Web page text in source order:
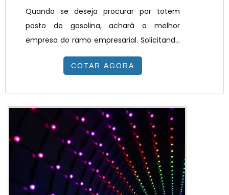
Quando se deseja procurar por totem
posto de gasolina, achará a melhor
empresa do ramo empresarial. Solicitando
um orçamento na melhor empresa do
segmento e encontrando a melhor em
colaboradores da VEX Tecnologia é
possível encontrar precisão com produtos
eletrônicos de qualidade para controle e
automação de processos.MAIS SOBRE
TOTEM POSTO DE GASOLINAHá muit...
COTAR AGORA